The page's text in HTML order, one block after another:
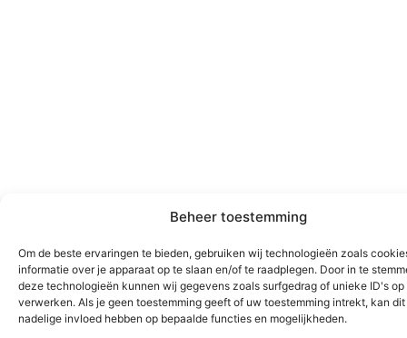
Beheer toestemming
Om de beste ervaringen te bieden, gebruiken wij technologieën zoals
informatie over je apparaat op te slaan en/of te raadplegen. Door in te
deze technologieën kunnen wij gegevens zoals surfgedrag of unieke ID's
verwerken. Als je geen toestemming geeft of uw toestemming intrekt, kan
nadelige invloed hebben op bepaalde functies en mogelijkheden.